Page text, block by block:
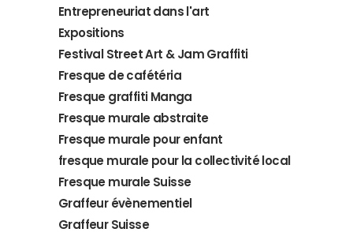
Entrepreneuriat dans l'art
Expositions
Festival Street Art & Jam Graffiti
Fresque de cafétéria
Fresque graffiti Manga
Fresque murale abstraite
Fresque murale pour enfant
fresque murale pour la collectivité local
Fresque murale Suisse
Graffeur évènementiel
Graffeur Suisse